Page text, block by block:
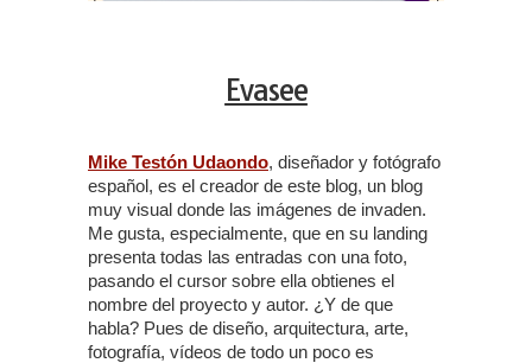
Evasee
Mike Testón Udaondo, diseñador y fotógrafo
español, es el creador de este blog, un blog
muy visual donde las imágenes de invaden.
Me gusta, especialmente, que en su landing
presenta todas las entradas con una foto,
pasando el cursor sobre ella obtienes el
nombre del proyecto y autor. ¿Y de que
habla? Pues de diseño, arquitectura, arte,
fotografía, vídeos de todo un poco es